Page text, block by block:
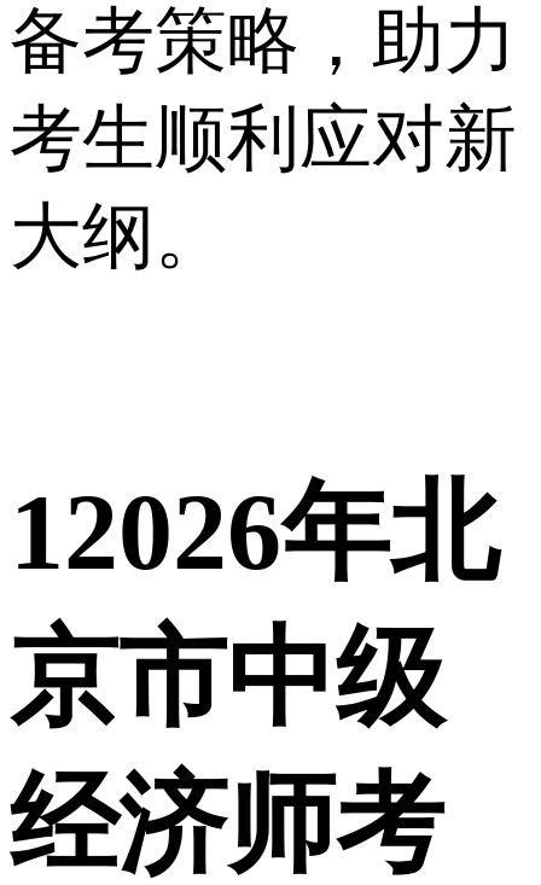
备考策略，助力
考生顺利应对新
大纲。
12026年北
京市中级
经济师考